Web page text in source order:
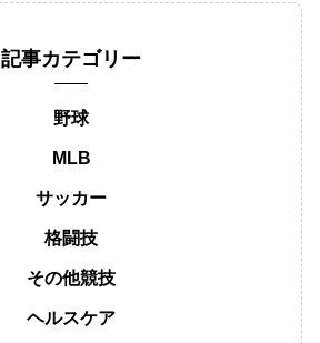
記事カテゴリー
野球
MLB
サッカー
格闘技
その他競技
ヘルスケア